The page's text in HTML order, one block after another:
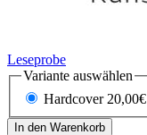
Leseprobe
Variante auswählen
Hardcover 20,00€
In den Warenkorb